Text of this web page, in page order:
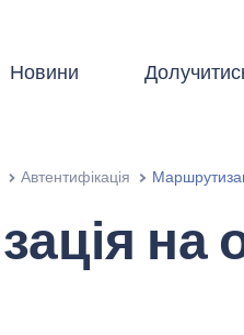
Новини
Автентифікація
на